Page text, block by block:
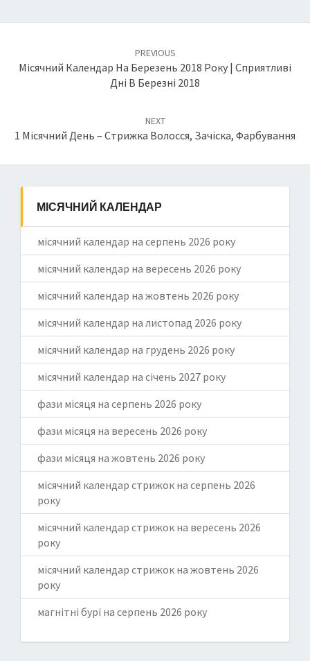
navigation
PREVIOUS
Місячний Календар На Березень 2018 Року | Сприятливі
Дні В Березні 2018
NEXT
1 Місячний День – Стрижка Волосся, Зачіска, Фарбування
МІСЯЧНИЙ КАЛЕНДАР
місячний календар на серпень 2026 року
місячний календар на вересень 2026 року
місячний календар на жовтень 2026 року
місячний календар на листопад 2026 року
місячний календар на грудень 2026 року
місячний календар на січень 2027 року
фази місяця на серпень 2026 року
фази місяця на вересень 2026 року
фази місяця на жовтень 2026 року
місячний календар стрижок на серпень 2026
року
місячний календар стрижок на вересень 2026
року
місячний календар стрижок на жовтень 2026
року
магнітні бурі на серпень 2026 року